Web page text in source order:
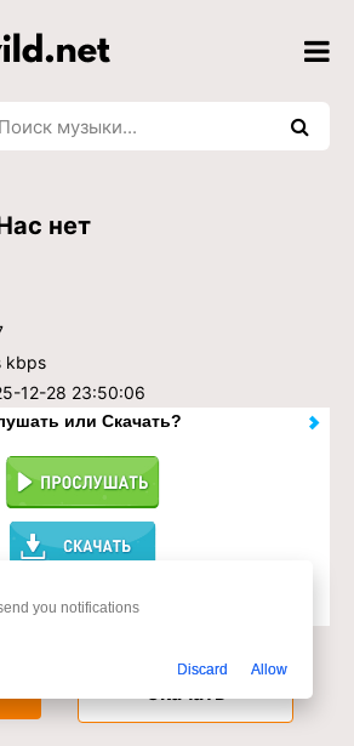
нет
kbps
12-28 23:50:06
или Скачать?
к музыкальному сервису
Скачать
you notifications
Discard Allow